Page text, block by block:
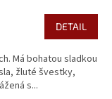
DETAIL
Má bohatou sladkou
žluté švestky,
s...